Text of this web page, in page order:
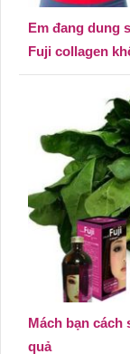
Em đang dung
Fuji collagen
Mách bạn cách
quả